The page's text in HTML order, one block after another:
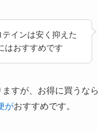
テインは安く抑えた
はおすすめです
ますが、お得に買うなら
がおすすめです。